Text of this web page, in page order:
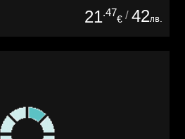
21.47
€ / 42лв.